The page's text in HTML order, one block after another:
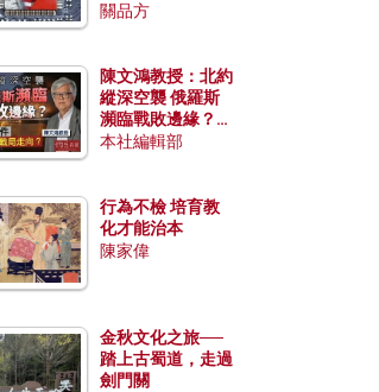
關品方
陳文鴻教授：北約
縱深空襲 俄羅斯
瀕臨戰敗邊緣？中
國零部件能左右戰
本社編輯部
行為不檢 培育教
化才能治本
陳家偉
金秋文化之旅──
踏上古蜀道，走過
劍門關